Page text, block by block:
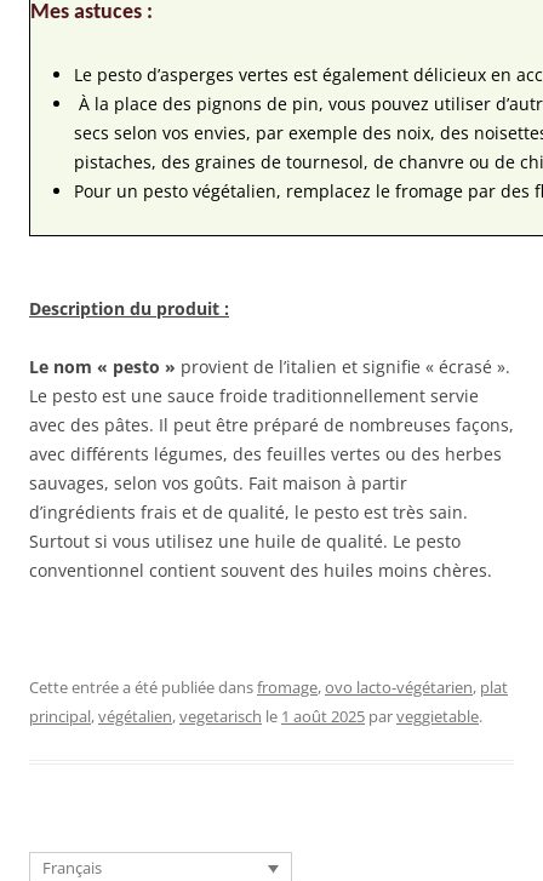
Mes astuces :
Le pesto d’asperges vertes est également délicieux en
À la place des pignons de pin, vous pouvez utiliser
secs selon vos envies, par exemple des noix, des
pistaches, des graines de tournesol, de chanvre ou de
Pour un pesto végétalien, remplacez le fromage par des
Description du produit :
Le nom « pesto » provient de l’italien et signifie « écrasé ».
Le pesto est une sauce froide traditionnellement servie
avec des pâtes. Il peut être préparé de nombreuses façons,
avec différents légumes, des feuilles vertes ou des herbes
sauvages, selon vos goûts. Fait maison à partir
d’ingrédients frais et de qualité, le pesto est très sain.
Surtout si vous utilisez une huile de qualité. Le pesto
conventionnel contient souvent des huiles moins chères.
Cette entrée a été publiée dansfromage,ovo lacto-végétarien, plat
principal,végétalien,vegetarisch le 1 août 2025 parveggietable.
Français